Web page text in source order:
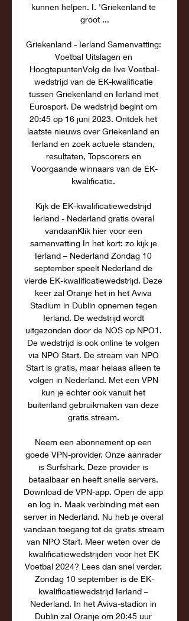
kunnen helpen. I. 'Griekenland te
groot ...
Griekenland - Ierland Samenvatting:
Voetbal Uitslagen en
HoogtepuntenVolg de live Voetbal-
wedstrijd van de EK-kwalificatie
tussen Griekenland en Ierland met
Eurosport. De wedstrijd begint om
20:45 op 16 juni 2023. Ontdek het
laatste nieuws over Griekenland en
Ierland en zoek actuele standen,
resultaten, Topscorers en
Voorgaande winnaars van de EK-
kwalificatie.
Kijk de EK-kwalificatiewedstrijd
Ierland - Nederland gratis overal
vandaanKlik hier voor een
samenvatting In het kort: zo kijk je
Ierland – Nederland Zondag 10
september speelt Nederland de
vierde EK-kwalificatiewedstrijd. Deze
keer zal Oranje het in het Aviva
Stadium in Dublin opnemen tegen
Ierland. De wedstrijd wordt
uitgezonden door de NOS op NPO1.
De wedstrijd is ook online te volgen
via NPO Start. De stream van NPO
Start is gratis, maar helaas alleen te
volgen in Nederland. Met een VPN
kun je echter ook vanuit het
buitenland gebruikmaken van deze
gratis stream.
Neem een abonnement op een
goede VPN-provider. Onze aanrader
is Surfshark. Deze provider is
betaalbaar en heeft snelle servers.
Download de VPN-app. Open de app
en log in. Maak verbinding met een
server in Nederland. Nu heb je overal
vandaan toegang tot de gratis stream
van NPO Start. Meer weten over de
kwalificatiewedstrijden voor het EK
Voetbal 2024? Lees dan snel verder.
Zondag 10 september is de EK-
kwalificatiewedstrijd Ierland –
Nederland. In het Aviva-stadion in
Dublin zal Oranje om 20:45 uur